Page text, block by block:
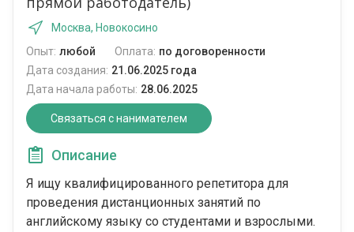
Москва, Новокосино
Опыт: любой Оплата: по договоренности
Дата создания: 21.06.2025 года
Дата начала работы: 28.06.2025
Связаться с нанимателем
Описание
Я ищу квалифицированного репетитора для
проведения дистанционных занятий по
английскому языку со студентами и взрослыми.